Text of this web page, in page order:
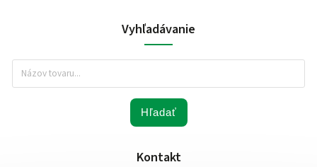
Vyhľadávanie
Hľadať
Kontakt